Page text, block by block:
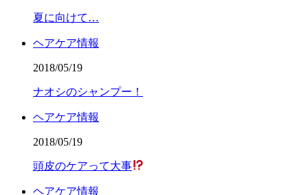
夏に向けて…
ヘアケア情報
2018/05/19
ナオシのシャンプー！
ヘアケア情報
2018/05/19
頭皮のケアって大事
ヘアケア情報